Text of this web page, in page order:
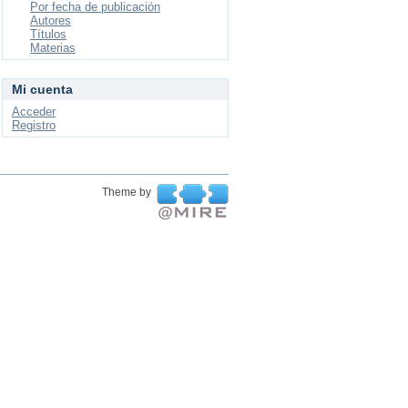
Por fecha de publicación
Autores
Títulos
Materias
Mi cuenta
Acceder
Registro
Theme by